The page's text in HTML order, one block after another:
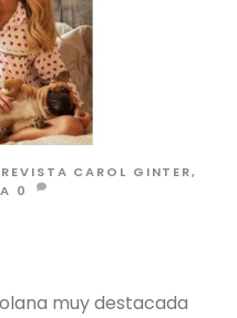
CAROL GINTER,
0
muy destacada